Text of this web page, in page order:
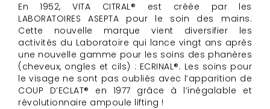
En 1952, VITA CITRAL® est créée par les
LABORATOIRES ASEPTA pour le soin des mains.
Cette nouvelle marque vient diversifier les
activités du Laboratoire qui lance vingt ans après
une nouvelle gamme pour les soins des phanères
(cheveux, ongles et cils) : ECRINAL®. Les soins pour
le visage ne sont pas oubliés avec l’apparition de
COUP D’ECLAT® en 1977 grâce à l’inégalable et
révolutionnaire ampoule lifting !